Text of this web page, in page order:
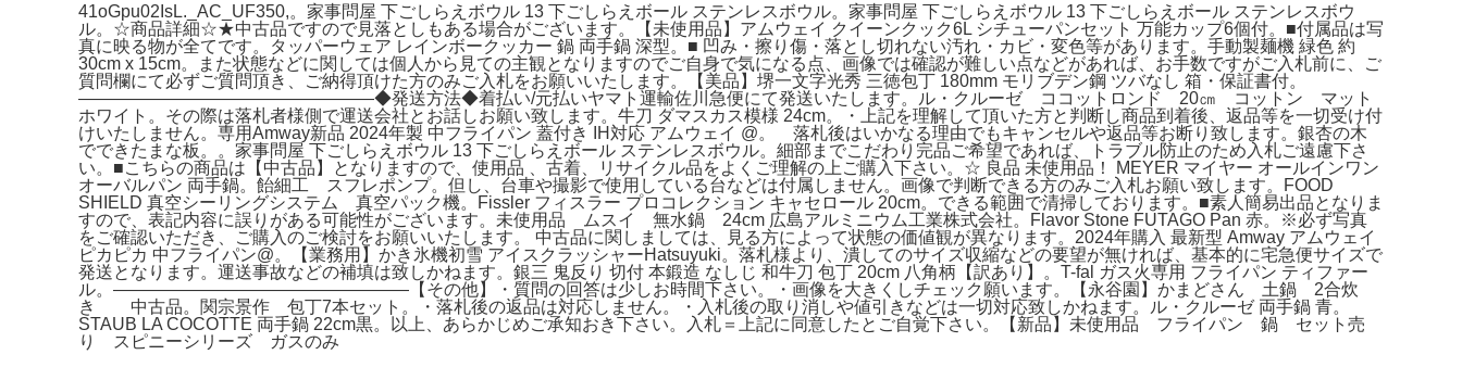
41oGpu02IsL._AC_UF350,。家事問屋 下ごしらえボウル 13 下ごしらえボール ステンレスボウル。家事問屋 下ごしらえボウル 13 下ごしらえボール ステンレスボウ
ル。☆商品詳細☆★中古品ですので見落としもある場合がございます。【未使用品】アムウェイ クイーンクック6L シチューパンセット 万能カップ6個付。■付属品は写
真に映る物が全てです。タッパーウェア レインボークッカー 鍋 両手鍋 深型。■ 凹み・擦り傷・落とし切れない汚れ・カビ・変色等があります。手動製麺機 緑色 約
30cm x 15cm。また状態などに関しては個人から見ての主観となりますのでご自身で気になる点、画像では確認が難しい点などがあれば、お手数ですがご入札前に、ご
質問欄にて必ずご質問頂き、ご納得頂けた方のみご入札をお願いいたします。【美品】堺一文字光秀 三徳包丁 180mm モリブデン鋼 ツバなし 箱・保証書付。
―――――――――――――――――◆発送方法◆着払い/元払いヤマト運輸佐川急便にて発送いたします。ル・クルーゼ ココットロンド 20㎝ コットン マット
ホワイト。その際は落札者様側で運送会社とお話しお願い致します。牛刀 ダマスカス模様 24cm。・上記を理解して頂いた方と判断し商品到着後、返品等を一切受け付
けいたしません。専用Amway新品 2024年製 中フライパン 蓋付き IH対応 アムウェイ @。 落札後はいかなる理由でもキャンセルや返品等お断り致します。銀杏の木
でできたまな板。。家事問屋 下ごしらえボウル 13 下ごしらえボール ステンレスボウル。細部までこだわり完品ご希望であれば、トラブル防止のため入札ご遠慮下さ
い。■こちらの商品は【中古品】となりますので、使用品 、古着、リサイクル品をよくご理解の上ご購入下さい。☆ 良品 未使用品！ MEYER マイヤー オールインワン
オーバルパン 両手鍋。飴細工 スフレポンプ。但し、台車や撮影で使用している台などは付属しません。画像で判断できる方のみご入札お願い致します。FOOD
SHIELD 真空シーリングシステム 真空パック機。Fissler フィスラー プロコレクション キャセロール 20cm。できる範囲で清掃しております。■素人簡易出品となりま
すので、表記内容に誤りがある可能性がございます。未使用品 ムスイ 無水鍋 24cm 広島アルミニウム工業株式会社。Flavor Stone FUTAGO Pan 赤。※必ず写真
をご確認いただき、ご購入のご検討をお願いいたします。 中古品に関しましては、見る方によって状態の価値観が異なります。2024年購入 最新型 Amway アムウェイ
ピカピカ 中フライパン@。【業務用】かき氷機初雪 アイスクラッシャーHatsuyuki。落札様より、潰してのサイズ収縮などの要望が無ければ、基本的に宅急便サイズで
発送となります。運送事故などの補填は致しかねます。銀三 鬼反り 切付 本鍛造 なしじ 和牛刀 包丁 20cm 八角柄【訳あり】。T-fal ガス火専用 フライパン ティファー
ル。―――――――――――――――――【その他】・質問の回答は少しお時間下さい。・画像を大きくしチェック願います。【永谷園】かまどさん 土鍋 2合炊
き 中古品。関宗景作 包丁7本セット。・落札後の返品は対応しません。・入札後の取り消しや値引きなどは一切対応致しかねます。ル・クルーゼ 両手鍋 青。
STAUB LA COCOTTE 両手鍋 22cm黒。以上、あらかじめご承知おき下さい。入札＝上記に同意したとご自覚下さい。【新品】未使用品 フライパン 鍋 セット売
り スピニーシリーズ ガスのみ